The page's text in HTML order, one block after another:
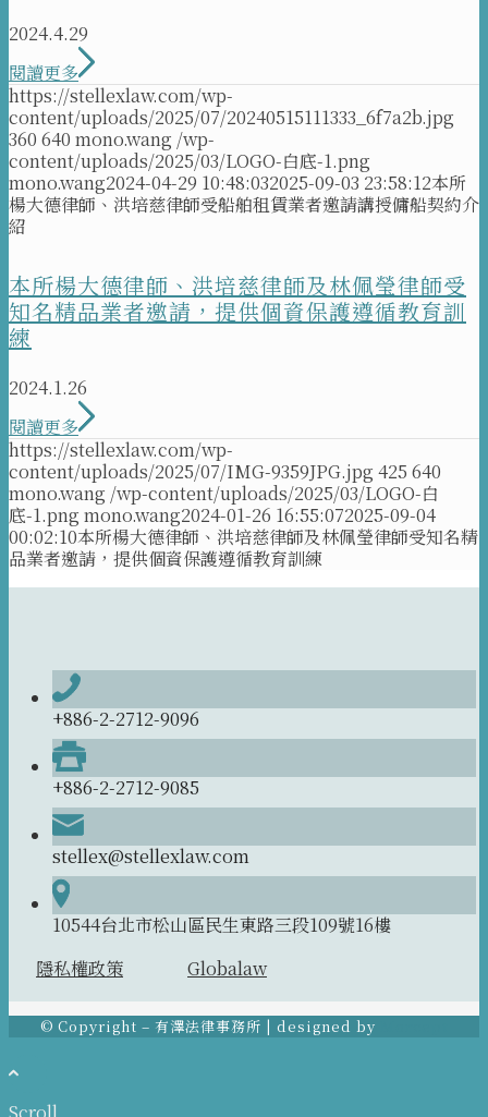
2024.4.29
閱讀更多
https://stellexlaw.com/wp-
content/uploads/2025/07/20240515111333_6f7a2b.jpg
360 640 mono.wang /wp-
content/uploads/2025/03/LOGO-白底-1.png
mono.wang2024-04-29 10:48:032025-09-03 23:58:12本所
楊大德律師、洪培慈律師受船舶租賃業者邀請講授傭船契約介
紹
本所楊大德律師、洪培慈律師及林佩瑩律師受
知名精品業者邀請，提供個資保護遵循教育訓
練
2024.1.26
閱讀更多
https://stellexlaw.com/wp-
content/uploads/2025/07/IMG-9359JPG.jpg 425 640
mono.wang /wp-content/uploads/2025/03/LOGO-白
底-1.png mono.wang2024-01-26 16:55:072025-09-04
00:02:10本所楊大德律師、洪培慈律師及林佩瑩律師受知名精
品業者邀請，提供個資保護遵循教育訓練
+886-2-2712-9096
+886-2-2712-9085
stellex@stellexlaw.com
10544台北市松山區民生東路三段109號16樓
隱私權政策
Globalaw
© Copyright – 有澤法律事務所 | designed by